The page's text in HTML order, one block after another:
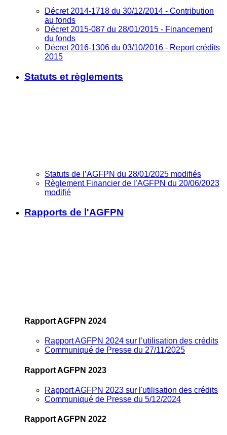
Décret 2014-1718 du 30/12/2014 - Contribution
au fonds
Décret 2015-087 du 28/01/2015 - Financement
du fonds
Décret 2016-1306 du 03/10/2016 - Report crédits
2015
Statuts et règlements
Statuts de l’AGFPN du 28/01/2025 modifiés
Règlement Financier de l’AGFPN du 20/06/2023
modifié
Rapports de l'AGFPN
Rapport AGFPN 2024
Rapport AGFPN 2024 sur l’utilisation des crédits
Communiqué de Presse du 27/11/2025
Rapport AGFPN 2023
Rapport AGFPN 2023 sur l'utilisation des crédits
Communiqué de Presse du 5/12/2024
Rapport AGFPN 2022